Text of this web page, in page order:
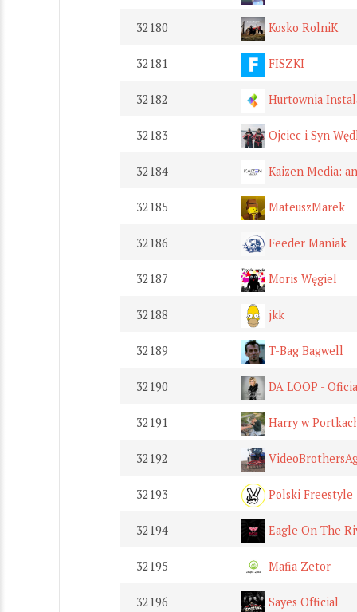
32180 Kosko RolniK
32181 FISZKI
32182 Hurtownia
32183 Ojciec i Syn
32184 Kaizen Media:
32185 MateuszMarek
32186 Feeder Maniak
32187 Moris Węgiel
32188 jkk
32189 T-Bag Bagwell
32190 DA LOOP -
32191 Harry w
32192
32193 Polski Freestyle
32194 Eagle On The
32195 Mafia Zetor
32196 Sayes Official